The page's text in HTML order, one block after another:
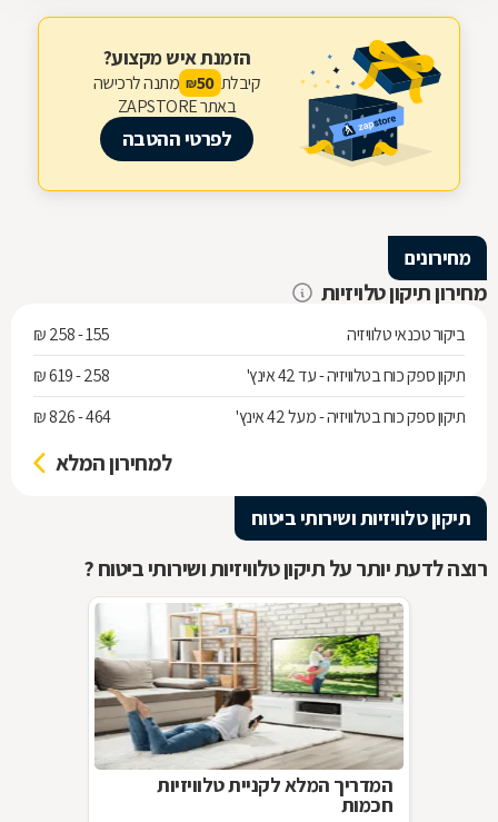
הזמנת איש מקצוע?
קיבלת 50
₪ מתנה לרכישה
באתר ZAPSTORE
לפרטי ההטבה
מחירונים
מחירון תיקון טלויזיות
ביקור טכנאי טלוויזיה
155 - 258 ₪
תיקון ספק כוח בטלוויזיה - עד 42 אינץ'
258 - 619 ₪
תיקון ספק כוח בטלוויזיה - מעל 42 אינץ'
464 - 826 ₪
למחירון המלא
תיקון טלוויזיות ושירותי ביטוח
רוצה לדעת יותר על תיקון טלוויזיות ושירותי ביטוח ?
המדריך המלא לקניית טלוויזיות
חכמות